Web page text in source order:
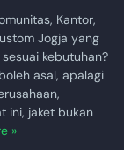
Kantor,
Jogja yang
kebutuhan?
asal, apalagi
ini, jaket bukan
»